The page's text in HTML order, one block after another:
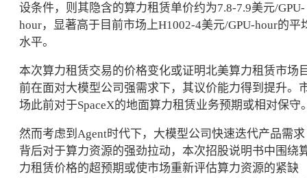
设条件，则其隐含的算力租赁单价约为7.8-7.9美元/GPU-
hour，显著高于目前市场上H1002-4美元/GPU-hour的平
水平。
本次算力租赁交易的价格变化或证明北美算力租赁市场
前在面对大模型公司强需求下，其议价能力得到提升。
场此前对于SpaceX的地面算力租赁业务预期或相对保守
然而考虑到Agent时代下，大模型公司快速迭代产品需求
背后对于算力资源的强劲拉动，本次招股说明书中围绕
力租赁价格的超预期或使市场重新评估算力资源的紧缺